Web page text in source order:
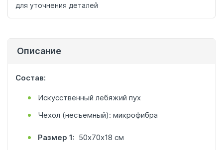
для уточнения деталей
Описание
Состав:
Искусственный лебяжий пух
Чехол (несъемный): микрофибра
Размер 1: 50х70х18 см